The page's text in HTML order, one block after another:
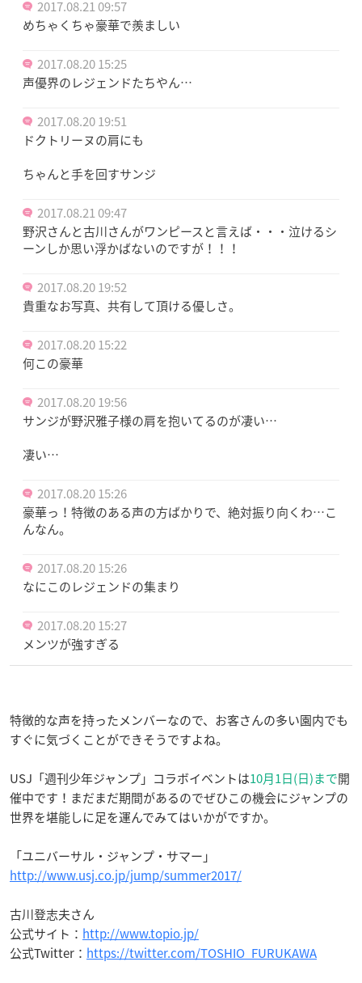
2017.08.21 09:57
めちゃくちゃ豪華で羨ましい
2017.08.20 15:25
声優界のレジェンドたちやん…
2017.08.20 19:51
ドクトリーヌの肩にも
ちゃんと手を回すサンジ
2017.08.21 09:47
野沢さんと古川さんがワンピースと言えば・・・泣けるシ
ーンしか思い浮かばないのですが！！！
2017.08.20 19:52
貴重なお写真、共有して頂ける優しさ。
2017.08.20 15:22
何この豪華
2017.08.20 19:56
サンジが野沢雅子様の肩を抱いてるのが凄い…
凄い…
2017.08.20 15:26
豪華っ！特徴のある声の方ばかりで、絶対振り向くわ…こ
んなん。
2017.08.20 15:26
なにこのレジェンドの集まり
2017.08.20 15:27
メンツが強すぎる
特徴的な声を持ったメンバーなので、お客さんの多い園内でも
すぐに気づくことができそうですよね。
USJ「週刊少年ジャンプ」コラボイベントは10月1日(日)まで開
催中です！まだまだ期間があるのでぜひこの機会にジャンプの
世界を堪能しに足を運んでみてはいかがですか。
「ユニバーサル・ジャンプ・サマー」
http://www.usj.co.jp/jump/summer2017/
古川登志夫さん
公式サイト： http://www.topio.jp/
公式Twitter： https://twitter.com/TOSHIO_FURUKAWA